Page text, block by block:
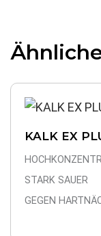
KALK EX
STARK SAUER
GEGEN